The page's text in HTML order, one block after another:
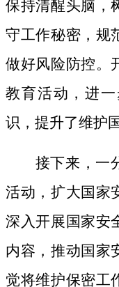
保持清醒头脑，
守工作秘密，规
做好风险防控。
教育活动，进
识，提升了维护
接下来，一
活动，扩大国家
深入开展国家安
内容，推动国家
觉将维护保密工